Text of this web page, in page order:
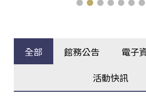
全部 館務公告 電子
活動快訊